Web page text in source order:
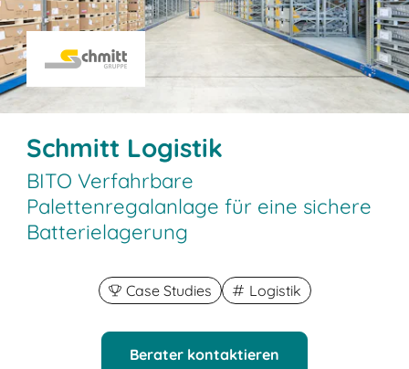
Schmitt Logistik
BITO Verfahrbare
Palettenregalanlage für eine sichere
Batterielagerung
Case Studies Logistik
Berater kontaktieren